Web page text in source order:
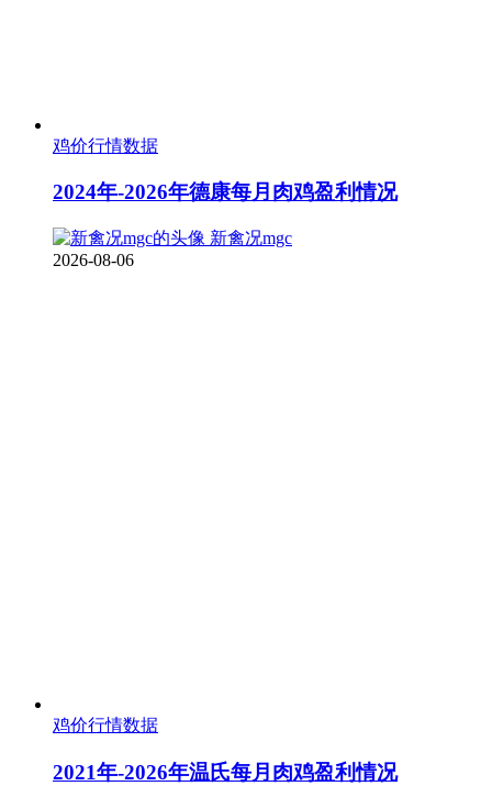
鸡价行情数据
2024年-2026年德康每月肉鸡盈利情况
新禽况mgc
2026-08-06
鸡价行情数据
2021年-2026年温氏每月肉鸡盈利情况